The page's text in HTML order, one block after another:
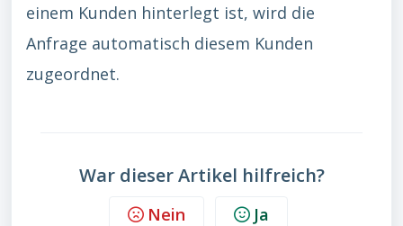
einem Kunden hinterlegt ist, wird die
Anfrage automatisch diesem Kunden
zugeordnet.
War dieser Artikel hilfreich?
Nein Ja